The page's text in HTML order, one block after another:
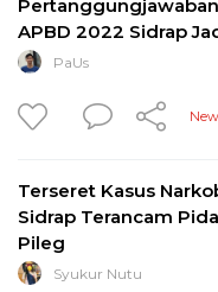
APBD 2022 Sidrap
PaUs
Terseret Kasus
Sidrap Terancam
Pileg
Syukur Nutu